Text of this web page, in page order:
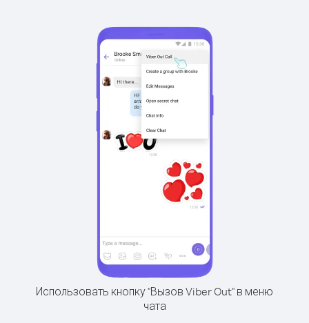
Использовать кнопку "Вызов Viber Out" в меню
чата